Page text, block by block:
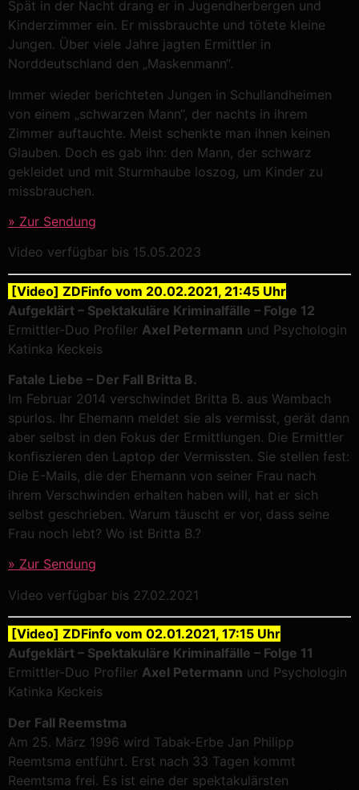
Spät in der Nacht drang er in Jugendherbergen und
Kinderzimmer ein. Er missbrauchte und tötete kleine
Jungen. Über viele Jahre jagten Ermittler in
Norddeutschland den „Maskenmann“.
Immer wieder berichteten Jungen in Schullandheimen
von einem „schwarzen Mann“, der nachts in ihrem
Zimmer auftauchte. Meist schenkte man ihnen keinen
Glauben. Doch es gab ihn: den Mann, der schwarz
gekleidet und mit Sturmhaube loszog, um Kinder zu
missbrauchen.
» Zur Sendung
Video verfügbar bis 15.05.2023
[Video] ZDFinfo vom 20.02.2021, 21:45 Uhr
Aufgeklärt – Spektakuläre Kriminalfälle – Folge 12
Ermittler-Duo Profiler Axel Petermann und Psychologin
Katinka Keckeis
Fatale Liebe – Der Fall Britta B.
Im Februar 2014 verschwindet Britta B. aus Wambach
spurlos. Ihr Ehemann meldet sie als vermisst, gerät dann
aber selbst in den Fokus der Ermittlungen. Die Ermittler
konfiszieren den Laptop der Vermissten. Sie stellen fest:
Die E-Mails, die der Ehemann von seiner Frau nach
ihrem Verschwinden erhalten haben will, hat er sich
selbst geschrieben. Warum täuscht er vor, dass seine
Frau noch lebt? Wo ist Britta B.?
» Zur Sendung
Video verfügbar bis 27.02.2021
[Video] ZDFinfo vom 02.01.2021, 17:15 Uhr
Aufgeklärt – Spektakuläre Kriminalfälle – Folge 11
Ermittler-Duo Profiler Axel Petermann und Psychologin
Katinka Keckeis
Der Fall Reemstma
Am 25. März 1996 wird Tabak-Erbe Jan Philipp
Reemtsma entführt. Erst nach 33 Tagen kommt
Reemtsma frei. Es ist eine der spektakulärsten